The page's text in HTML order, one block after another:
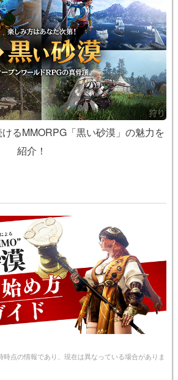
MMORPG「黒い砂漠」の魅力を
紹介！
点の情報であり、現在は異なっている場合がありま